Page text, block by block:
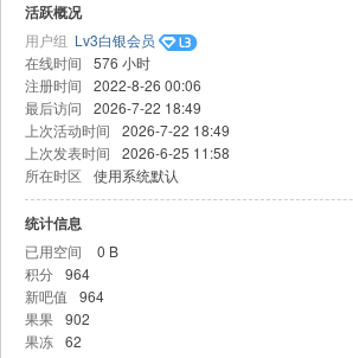
活跃概况
用户组 Lv3白银会员
在线时间
576 小时
注册时间
2022-8-26 00:06
最后访问
2026-7-22 18:49
上次活动时间
2026-7-22 18:49
上次发表时间
2026-6-25 11:58
所在时区
使用系统默认
统计信息
已用空间
0 B
积分 964
新吧值
964
果果 902
果冻 62